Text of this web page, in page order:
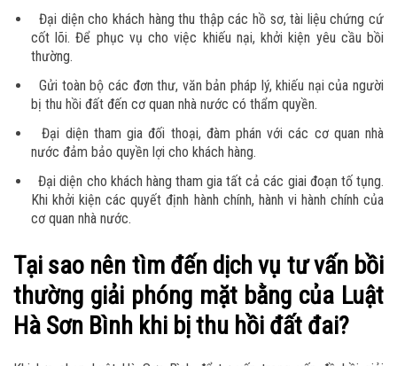
Đại diện cho khách hàng thu thập các hồ sơ, tài liệu chứng cứ
cốt lõi. Để phục vụ cho việc khiếu nại, khởi kiện yêu cầu bồi
thường.
Gửi toàn bộ các đơn thư, văn bản pháp lý, khiếu nại của người
bị thu hồi đất đến cơ quan nhà nước có thẩm quyền.
Đại diện tham gia đối thoại, đàm phán với các cơ quan nhà
nước đảm bảo quyền lợi cho khách hàng.
Đại diện cho khách hàng tham gia tất cả các giai đoạn tố tụng.
Khi khởi kiện các quyết định hành chính, hành vi hành chính của
cơ quan nhà nước.
Tại sao nên tìm đến dịch vụ tư vấn bồi
thường giải phóng mặt bằng của Luật
Hà Sơn Bình khi bị thu hồi đất đai?